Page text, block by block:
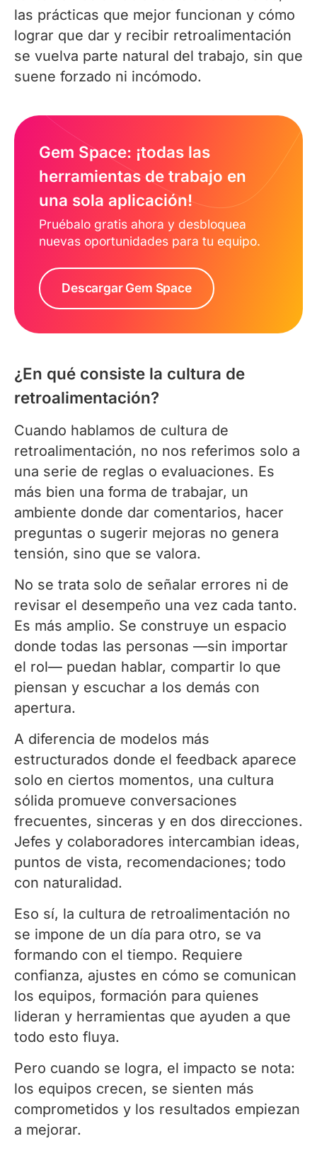
las prácticas que mejor funcionan y cómo
lograr que dar y recibir retroalimentación
se vuelva parte natural del trabajo, sin que
suene forzado ni incómodo.
Gem Space: ¡todas las
herramientas de trabajo en
una sola aplicación!
Pruébalo gratis ahora y desbloquea
nuevas oportunidades para tu equipo.
Descargar Gem Space
¿En qué consiste la cultura de
retroalimentación?
Cuando hablamos de cultura de
retroalimentación, no nos referimos solo a
una serie de reglas o evaluaciones. Es
más bien una forma de trabajar, un
ambiente donde dar comentarios, hacer
preguntas o sugerir mejoras no genera
tensión, sino que se valora.
No se trata solo de señalar errores ni de
revisar el desempeño una vez cada tanto.
Es más amplio. Se construye un espacio
donde todas las personas —sin importar
el rol— puedan hablar, compartir lo que
piensan y escuchar a los demás con
apertura.
A diferencia de modelos más
estructurados donde el feedback aparece
solo en ciertos momentos, una cultura
sólida promueve conversaciones
frecuentes, sinceras y en dos direcciones.
Jefes y colaboradores intercambian ideas,
puntos de vista, recomendaciones; todo
con naturalidad.
Eso sí, la cultura de retroalimentación no
se impone de un día para otro, se va
formando con el tiempo. Requiere
confianza, ajustes en cómo se comunican
los equipos, formación para quienes
lideran y herramientas que ayuden a que
todo esto fluya.
Pero cuando se logra, el impacto se nota:
los equipos crecen, se sienten más
comprometidos y los resultados empiezan
a mejorar.